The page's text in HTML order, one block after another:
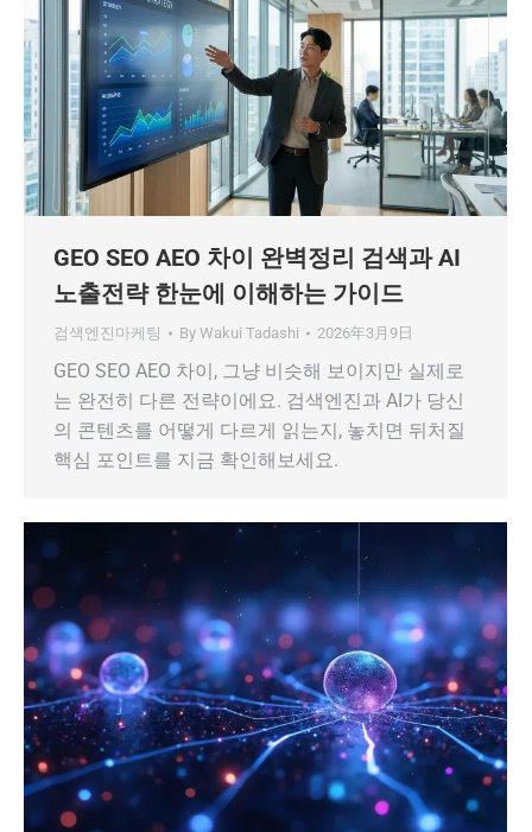
GEO SEO AEO 차이 완벽정리 검색과 AI
노출전략 한눈에 이해하는 가이드
검색엔진마케팅 By Wakui Tadashi 2026年3月9日
GEO SEO AEO 차이, 그냥 비슷해 보이지만 실제로
는 완전히 다른 전략이에요. 검색엔진과 AI가 당신
의 콘텐츠를 어떻게 다르게 읽는지, 놓치면 뒤처질
핵심 포인트를 지금 확인해보세요.